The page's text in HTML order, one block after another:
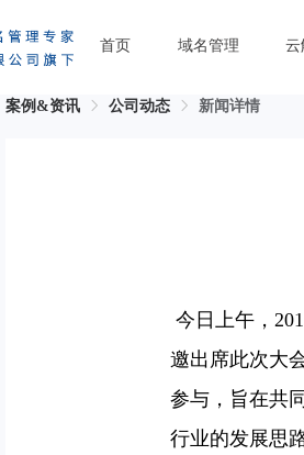
首页 域名管理 云
案例&资讯 公司动态 新闻详情
今日上午，
邀出席此次大
参与，旨在共
行业的发展思